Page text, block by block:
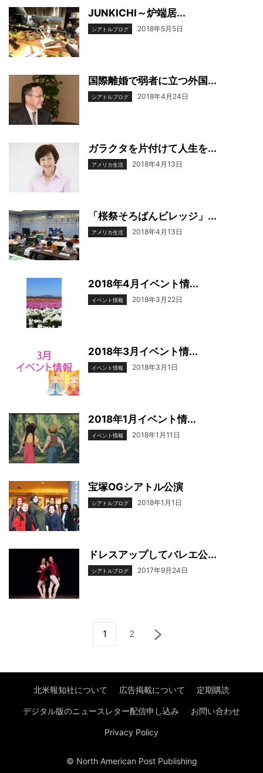
JUNKICHI～炉端居...
シアトルブログ 2018年5月5日
国際離婚で弱者に立つ外国...
シアトルブログ 2018年4月24日
ガラクタを片付けて人生を...
アメリカ生活 2018年4月13日
「桜祭そろばんビレッジ」...
アメリカ生活 2018年4月13日
2018年4月イベント情...
イベント情報 2018年3月22日
2018年3月イベント情...
イベント情報 2018年3月1日
2018年1月イベント情...
イベント情報 2018年1月11日
宝塚OGシアトル公演
シアトルブログ 2018年1月1日
ドレスアップしてバレエ公...
シアトルブログ 2017年9月24日
1 2
北米報知社について 広告掲載について 定期購読
デジタル版のニュースレター配信申し込み お問い合わせ
Privacy Policy
© North American Post Publishing